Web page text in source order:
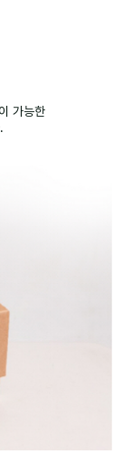
가능한